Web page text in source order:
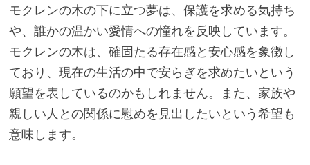
モクレンの木の下に立つ夢は、保護を求める気持ち
や、誰かの温かい愛情への憧れを反映しています。
モクレンの木は、確固たる存在感と安心感を象徴し
ており、現在の生活の中で安らぎを求めたいという
願望を表しているのかもしれません。また、家族や
親しい人との関係に慰めを見出したいという希望も
意味します。